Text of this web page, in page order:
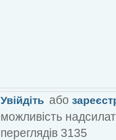
Увійдіть або
можливість
переглядів 3135